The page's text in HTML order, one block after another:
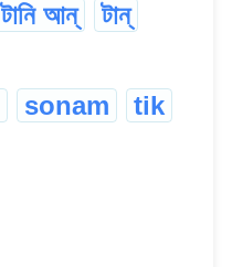
টানি আন্ টান্
sonam tik